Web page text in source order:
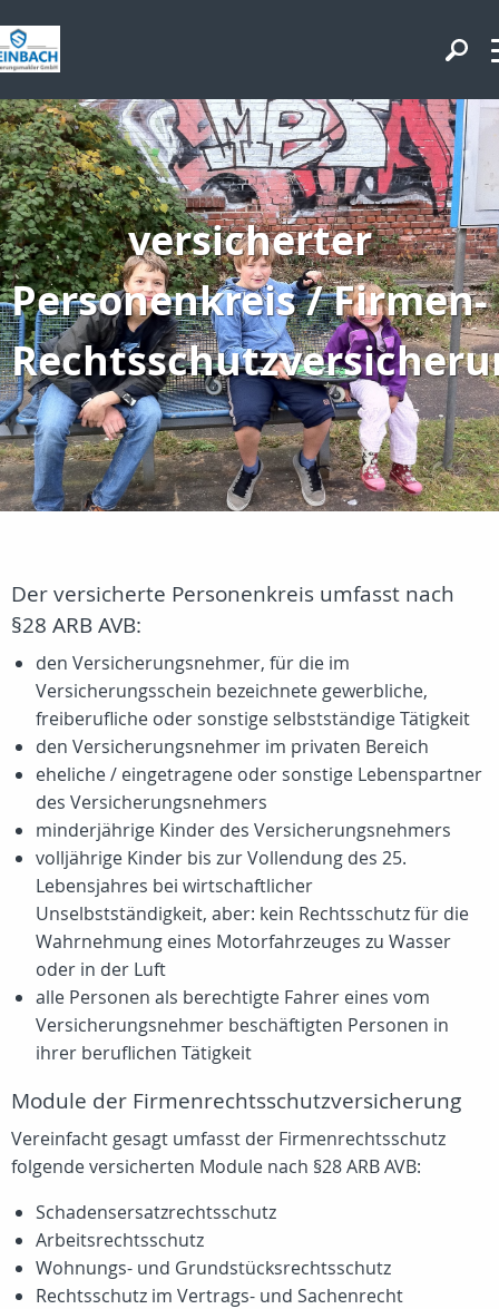
versicherter
Personenkreis / Firmen-
Der versicherte Personenkreis umfasst nach
§28 ARB AVB:
den Versicherungsnehmer, für die im
Versicherungsschein bezeichnete gewerbliche,
freiberufliche oder sonstige selbstständige Tätigkeit
den Versicherungsnehmer im privaten Bereich
eheliche / eingetragene oder sonstige Lebenspartner
des Versicherungsnehmers
minderjährige Kinder des Versicherungsnehmers
volljährige Kinder bis zur Vollendung des 25.
Lebensjahres bei wirtschaftlicher
Unselbstständigkeit, aber: kein Rechtsschutz für die
Wahrnehmung eines Motorfahrzeuges zu Wasser
oder in der Luft
alle Personen als berechtigte Fahrer eines vom
Versicherungsnehmer beschäftigten Personen in
ihrer beruflichen Tätigkeit
Module der Firmenrechtsschutzversicherung
Vereinfacht gesagt umfasst der Firmenrechtsschutz
folgende versicherten Module nach §28 ARB AVB:
Schadensersatzrechtsschutz
Arbeitsrechtsschutz
Wohnungs- und Grundstücksrechtsschutz
Rechtsschutz im Vertrags- und Sachenrecht